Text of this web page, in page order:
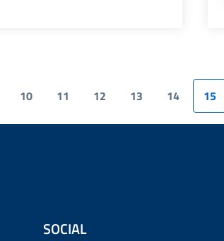
10 11 12 13 14 15
SOCIAL